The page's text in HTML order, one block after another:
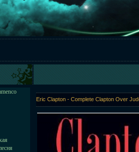
Eric Clapton - Complete Clapton Over